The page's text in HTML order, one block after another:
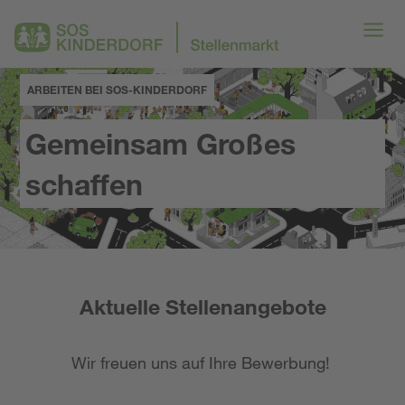
ARBEITEN BEI SOS-KINDERDORF
Gemeinsam Großes
schaffen
Aktuelle Stellenangebote
Wir freuen uns auf Ihre Bewerbung!